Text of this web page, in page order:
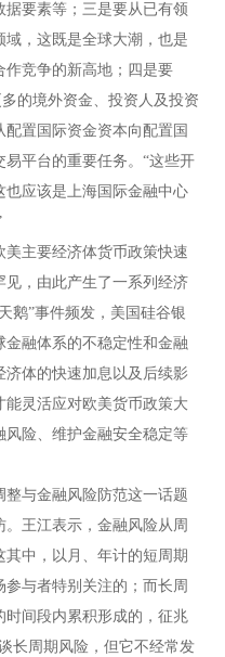
要素等；三是要从已有领
，这既是全球大潮，也是
作竞争的新高地；四是要
的境外资金、投资人及投资
置国际资金资本向配置国
平台的重要任务。“这些开
也应该是上海国际金融中心
主要经济体货币政策快速
，由此产生了一系列经济
鹅”事件频发，美国硅谷银
融体系的不稳定性和金融
体的快速加息以及后续影
灵活应对欧美货币政策大
险、维护金融安全稳定等
与金融风险防范这一话题
王江表示，金融风险从周
中，以月、年计的短周期
与者特别关注的；而长周
间段内累积形成的，征兆
长周期风险，但它不经常发